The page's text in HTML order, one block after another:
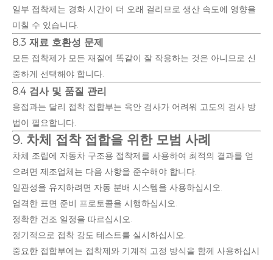
일부 접착제는 경화 시간이 더 오래 걸리므로 생산 속도에 영향을
미칠 수 있습니다.
8.3 재료 호환성 문제
모든 접착제가 모든 재질에 똑같이 잘 작용하는 것은 아니므로 신
중하게 선택해야 합니다.
8.4 검사 및 품질 관리
용접과는 달리 접착 접합부는 육안 검사가 어려워 고도의 검사 방
법이 필요합니다.
9. 차체 접착 접합을 위한 모범 사례
차체 조립에 자동차 구조용 접착제를 사용하여 최적의 결과를 얻
으려면 제조업체는 다음 사항을 준수해야 합니다.
일관성을 유지하려면 자동 분배 시스템을 사용하십시오.
엄격한 표면 준비 프로토콜을 시행하십시오.
정확한 건조 일정을 따르십시오.
정기적으로 접착 강도 테스트를 실시하십시오.
중요한 접합부에는 접착제와 기계적 고정 방식을 함께 사용하십시